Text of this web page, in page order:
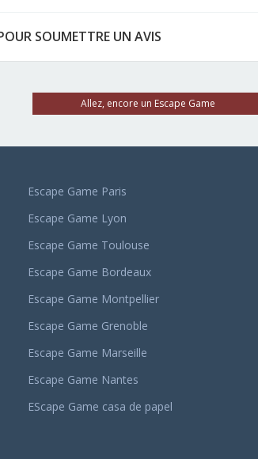
SOUMETTRE UN AVIS
Allez, encore un Escape Game
Escape Game Paris
Escape Game Lyon
Escape Game Toulouse
Escape Game Bordeaux
Escape Game Montpellier
Escape Game Grenoble
Escape Game Marseille
Escape Game Nantes
EScape Game casa de papel